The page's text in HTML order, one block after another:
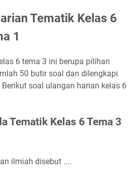
Tematik Kelas 6
1
6 tema 3 ini berupa pilihan
50 butir soal dan dilengkapi
soal ulangan harian kelas 6
Tematik Kelas 6 Tema 3
ilmiah disebut ....